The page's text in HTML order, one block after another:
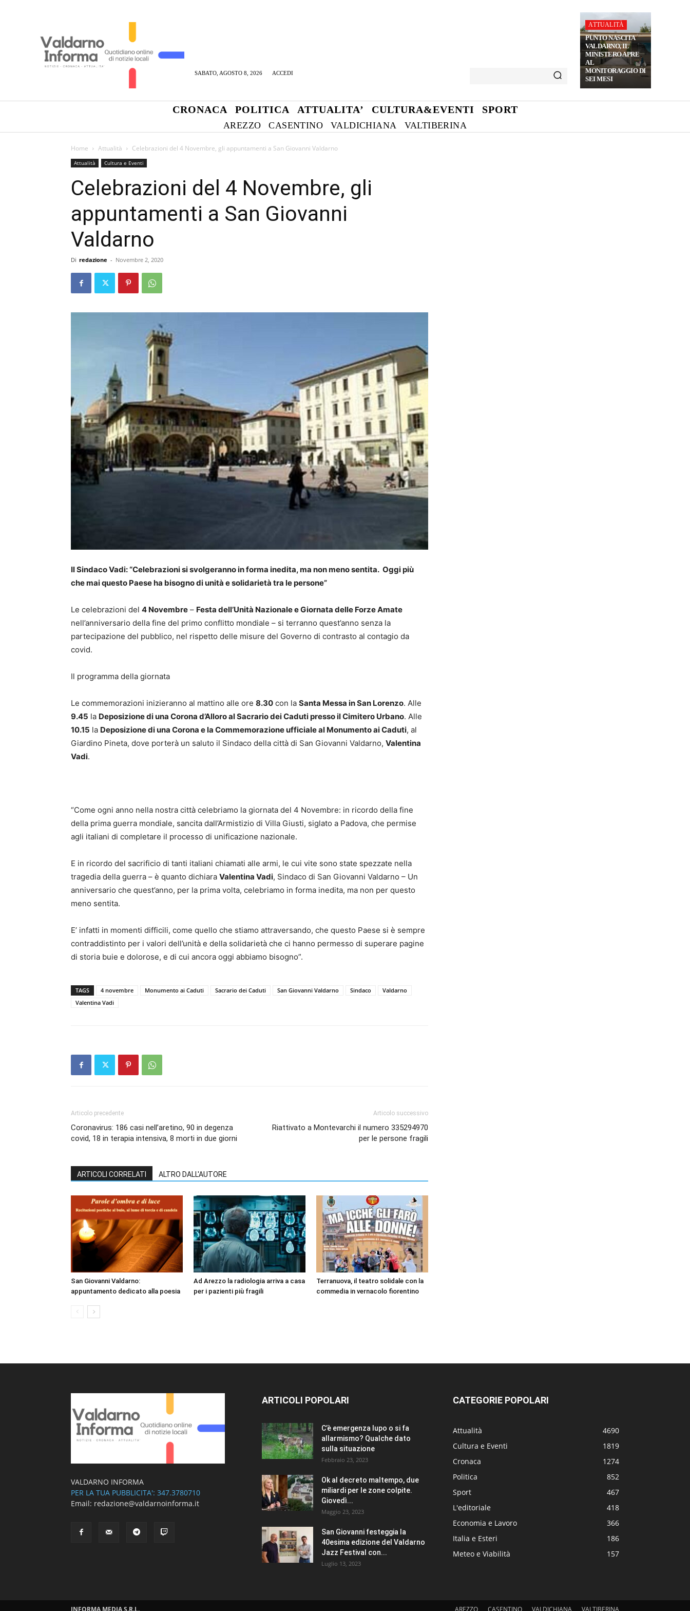
SABATO, AGOSTO 8, 2026 ACCEDI
ATTUALITÀ
PUNTO NASCITA
VALDARNO, IL
MINISTERO APRE
AL
MONITORAGGIO DI
SEI MESI
CRONACA POLITICA ATTUALITA’ CULTURA&EVENTI SPORT
AREZZO CASENTINO VALDICHIANA VALTIBERINA
Home Attualità Celebrazioni del 4 Novembre, gli appuntamenti a San Giovanni Valdarno
Attualità Cultura e Eventi
Celebrazioni del 4 Novembre, gli
appuntamenti a San Giovanni
Valdarno
Di redazione - Novembre 2, 2020
Il Sindaco Vadi: “Celebrazioni si svolgeranno in forma inedita, ma non meno sentita. Oggi più
che mai questo Paese ha bisogno di unità e solidarietà tra le persone”
Le celebrazioni del 4 Novembre – Festa dell’Unità Nazionale e Giornata delle Forze Amate
nell’anniversario della fine del primo conflitto mondiale – si terranno quest’anno senza la
partecipazione del pubblico, nel rispetto delle misure del Governo di contrasto al contagio da
covid.
Il programma della giornata
Le commemorazioni inizieranno al mattino alle ore 8.30 con la Santa Messa in San Lorenzo. Alle
9.45 la Deposizione di una Corona d’Alloro al Sacrario dei Caduti presso il Cimitero Urbano. Alle
10.15 la Deposizione di una Corona e la Commemorazione ufficiale al Monumento ai Caduti, al
Giardino Pineta, dove porterà un saluto il Sindaco della città di San Giovanni Valdarno, Valentina
Vadi.
“Come ogni anno nella nostra città celebriamo la giornata del 4 Novembre: in ricordo della fine
della prima guerra mondiale, sancita dall’Armistizio di Villa Giusti, siglato a Padova, che permise
agli italiani di completare il processo di unificazione nazionale.
E in ricordo del sacrificio di tanti italiani chiamati alle armi, le cui vite sono state spezzate nella
tragedia della guerra – è quanto dichiara Valentina Vadi, Sindaco di San Giovanni Valdarno – Un
anniversario che quest’anno, per la prima volta, celebriamo in forma inedita, ma non per questo
meno sentita.
E’ infatti in momenti difficili, come quello che stiamo attraversando, che questo Paese si è sempre
contraddistinto per i valori dell’unità e della solidarietà che ci hanno permesso di superare pagine
di storia buie e dolorose, e di cui ancora oggi abbiamo bisogno”.
TAGS 4 novembre Monumento ai Caduti Sacrario dei Caduti San Giovanni Valdarno Sindaco
Valdarno
Valentina Vadi
Articolo precedente
Coronavirus: 186 casi nell’aretino, 90 in degenza
covid, 18 in terapia intensiva, 8 morti in due giorni
Articolo successivo
Riattivato a Montevarchi il numero 335294970
per le persone fragili
ARTICOLI CORRELATI ALTRO DALL'AUTORE
San Giovanni Valdarno:
appuntamento dedicato alla poesia
Ad Arezzo la radiologia arriva a casa
per i pazienti più fragili
Terranuova, il teatro solidale con la
commedia in vernacolo fiorentino
VALDARNO INFORMA
PER LA TUA PUBBLICITA': 347.3780710
Email: redazione@valdarnoinforma.it
ARTICOLI POPOLARI
C’è emergenza lupo o si fa
allarmismo? Qualche dato
sulla situazione
Febbraio 23, 2023
Ok al decreto maltempo, due
miliardi per le zone colpite.
Giovedì...
Maggio 23, 2023
San Giovanni festeggia la
40esima edizione del Valdarno
Jazz Festival con...
Luglio 13, 2023
CATEGORIE POPOLARI
Attualità
4690
Cultura e Eventi
1819
Cronaca
1274
Politica
852
Sport
467
L'editoriale
418
Economia e Lavoro
366
Italia e Esteri
186
Meteo e Viabilità
157
AREZZO CASENTINO VALDICHIANA VALTIBERINA
INFORMA MEDIA S.R.L.